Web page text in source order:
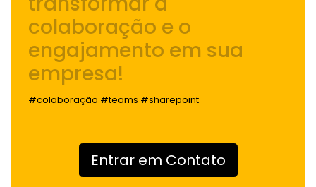
colaboração e o
engajamento em sua
empresa!
#colaboração #teams #sharepoint
Entrar em Contato